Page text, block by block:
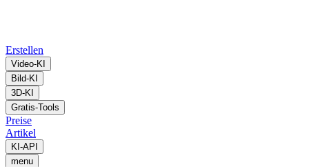
Erstellen
Video-KI
Bild-KI
3D-KI
Gratis-Tools
Preise
Artikel
KI-API
menu